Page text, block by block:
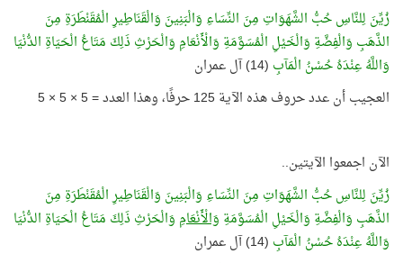
زُيِّنَ لِلنَّاسِ حُبُّ الشَّهَوَاتِ مِنَ النِّسَاءِ وَالْبَنِينَ وَالْقَنَاطِيرِ الْمُقَنْطَرَةِ مِنَ
الذَّهَبِ وَالْفِضَّةِ وَالْخَيْلِ الْمُسَوَّمَةِ وَالْأَنْعَامِ وَالْحَرْثِ ذَلِكَ مَتَاعُ الْحَيَاةِ الدُّنْيَا
وَاللَّهُ عِنْدَهُ حُسْنُ الْمَآبِ (14) آل عمران
العجيب أن عدد حروف هذه الآية 125 حرفًا، وهذا العدد = 5 × 5 × 5
الآن اجمعوا الآيتين..
زُيِّنَ لِلنَّاسِ حُبُّ الشَّهَوَاتِ مِنَ النِّسَاءِ وَالْبَنِينَ وَالْقَنَاطِيرِ الْمُقَنْطَرَةِ مِنَ
الذَّهَبِ وَالْفِضَّةِ وَالْخَيْلِ الْمُسَوَّمَةِ وَالْأَنْعَامِ وَالْحَرْثِ ذَلِكَ مَتَاعُ الْحَيَاةِ الدُّنْيَا
وَاللَّهُ عِنْدَهُ حُسْنُ الْمَآبِ (14) آل عمران